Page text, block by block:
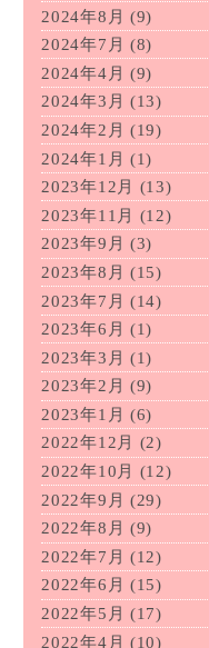
2024年8月 (9)
2024年7月 (8)
2024年4月 (9)
2024年3月 (13)
2024年2月 (19)
2024年1月 (1)
2023年12月
(13)
2023年11月
(12)
2023年9月 (3)
2023年8月 (15)
2023年7月 (14)
2023年6月 (1)
2023年3月 (1)
2023年2月 (9)
2023年1月 (6)
2022年12月
(2)
2022年10月
(12)
2022年9月 (29)
2022年8月 (9)
2022年7月 (12)
2022年6月 (15)
2022年5月 (17)
2022年4月 (10)